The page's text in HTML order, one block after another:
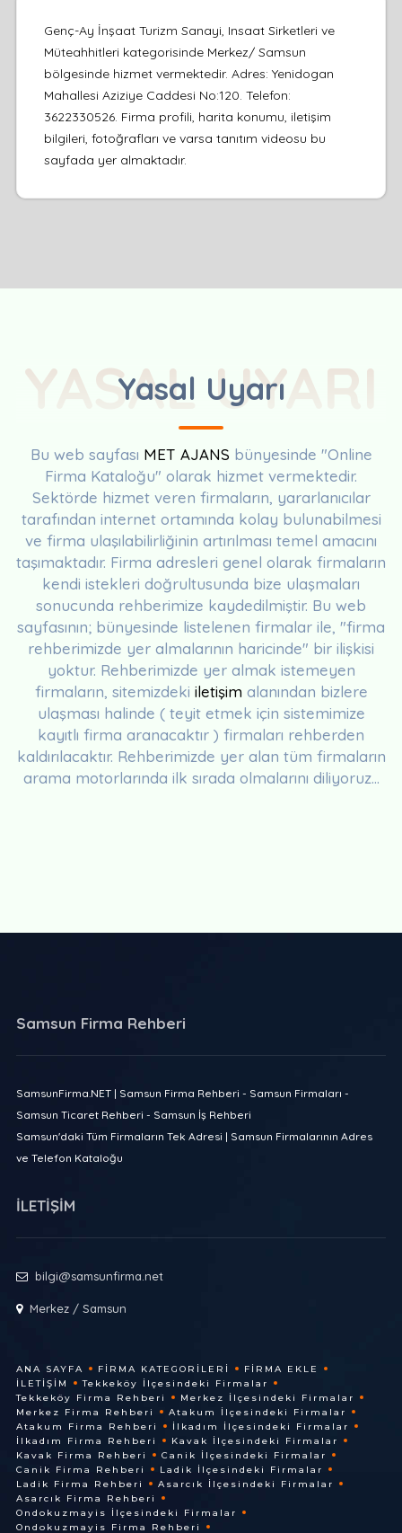
Genç-Ay İnşaat Turizm Sanayi, Insaat Sirketleri ve
Müteahhitleri kategorisinde Merkez/ Samsun
bölgesinde hizmet vermektedir. Adres: Yenidogan
Mahallesi Aziziye Caddesi No:120. Telefon:
3622330526. Firma profili, harita konumu, iletişim
bilgileri, fotoğrafları ve varsa tanıtım videosu bu
sayfada yer almaktadır.
Yasal Uyarı
YASAL UYARI
Bu web sayfası MET AJANS bünyesinde "Online
Firma Kataloğu" olarak hizmet vermektedir.
Sektörde hizmet veren firmaların, yararlanıcılar
tarafından internet ortamında kolay bulunabilmesi
ve firma ulaşılabilirliğinin artırılması temel amacını
taşımaktadır. Firma adresleri genel olarak firmaların
kendi istekleri doğrultusunda bize ulaşmaları
sonucunda rehberimize kaydedilmiştir. Bu web
sayfasının; bünyesinde listelenen firmalar ile, "firma
rehberimizde yer almalarının haricinde" bir ilişkisi
yoktur. Rehberimizde yer almak istemeyen
firmaların, sitemizdeki iletişim alanından bizlere
ulaşması halinde ( teyit etmek için sistemimize
kayıtlı firma aranacaktır ) firmaları rehberden
kaldırılacaktır. Rehberimizde yer alan tüm firmaların
arama motorlarında ilk sırada olmalarını diliyoruz...
Samsun Firma Rehberi
SamsunFirma.NET | Samsun Firma Rehberi - Samsun Firmaları -
Samsun Ticaret Rehberi - Samsun İş Rehberi
Samsun'daki Tüm Firmaların Tek Adresi | Samsun Firmalarının Adres
ve Telefon Kataloğu
İLETİŞİM
bilgi@samsunfirma.net
Merkez / Samsun
ANA SAYFA FIRMA KATEGORILERI
FIRMA EKLE
İLETIŞIM
Tekkeköy İlçesindeki Firmalar
Tekkeköy Firma Rehberi
Merkez İlçesindeki Firmalar
Merkez Firma Rehberi
Atakum İlçesindeki Firmalar
Atakum Firma Rehberi
İlkadım İlçesindeki Firmalar
İlkadım Firma Rehberi
Kavak İlçesindeki Firmalar
Kavak Firma Rehberi
Canik İlçesindeki Firmalar
Canik Firma Rehberi
Ladik İlçesindeki Firmalar
Ladik Firma Rehberi
Asarcık İlçesindeki Firmalar
Asarcık Firma Rehberi
Ondokuzmayis İlçesindeki Firmalar
Ondokuzmayis Firma Rehberi